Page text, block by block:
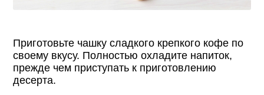
Приготовьте чашку сладкого крепкого кофе по
своему вкусу. Полностью охладите напиток,
прежде чем приступать к приготовлению
десерта.